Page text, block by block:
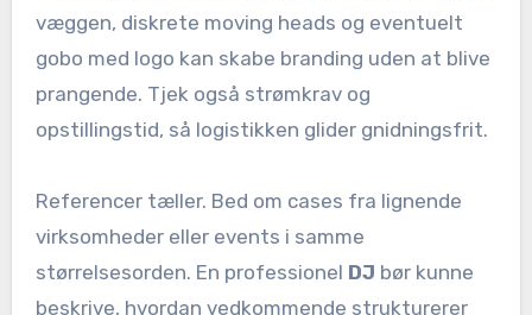
væggen, diskrete moving heads og eventuelt
gobo med logo kan skabe branding uden at blive
prangende. Tjek også strømkrav og
opstillingstid, så logistikken glider gnidningsfrit.
Referencer tæller. Bed om cases fra lignende
virksomheder eller events i samme
størrelsesorden. En professionel DJ bør kunne
beskrive, hvordan vedkommende strukturerer